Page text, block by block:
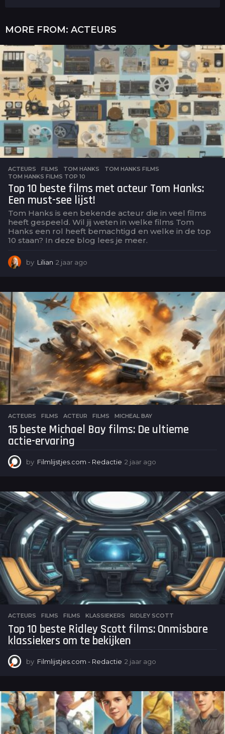
MORE FROM: ACTEURS
ACTEURS ,FILMS TOM HANKS ,TOM HANKS FILMS
TOM HANKS FILMS TOP 10
Top 10 beste films met acteur Tom Hanks:
Een must-see lijst!
Tom Hanks is een bekende acteur die in veel films
heeft gespeeld. Wil jij weten in welke films Tom
Hanks een rol heeft bemachtigd en welke in de top
10 staan? In deze blog lees je meer.
by Lilian 2 jaar ago
a
r
a
g
o
ACTEURS ,FILMS ACTEUR ,FILMS ,MICHEAL BAY
15 beste Michael Bay films: De ultieme
actie-ervaring
by Filmlijstjes.com - Redactie 2 jaar ago
a
r
a
g
o
ACTEURS ,FILMS FILMS ,KLASSIEKERS ,RIDLEY SCOTT
Top 10 beste Ridley Scott films: Onmisbare
klassiekers om te bekijken
by Filmlijstjes.com - Redactie 2 jaar ago
a
r
a
g
o